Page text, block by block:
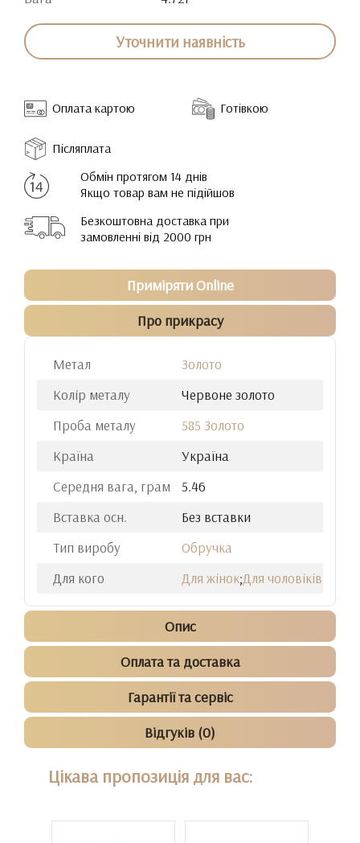
Уточнити наявність
Оплата картою Готівкою
Післяплата
Обмін протягом 14 днів
Якщо товар вам не підійшов
Безкоштовна доставка при
замовленні від 2000 грн
Приміряти Online
Про прикрасу
Метал
Золото
Колір металу
Червоне золото
Проба металу
585 Золото
Країна
Україна
Середня вага, грам
5.46
Вставка осн.
Без вставки
Тип виробу
Обручка
Для кого
Для жінок;Для чоловіків
Опис
Оплата та доставка
Гарантії та сервіс
Відгуків (0)
Цікава пропозиція для вас: